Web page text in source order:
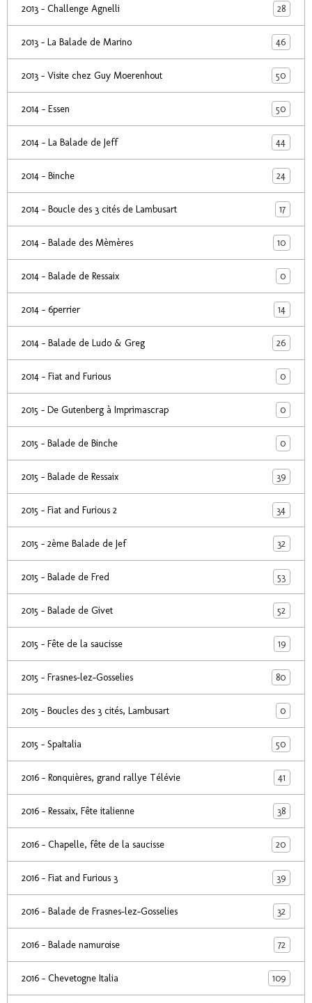
2013 - Challenge Agnelli 28
2013 - La Balade de Marino 46
2013 - Visite chez Guy Moerenhout 50
2014 - Essen 50
2014 - La Balade de Jeff 44
2014 - Binche 24
2014 - Boucle des 3 cités de Lambusart 17
2014 - Balade des Mèmères 10
2014 - Balade de Ressaix 0
2014 - 6perrier 14
2014 - Balade de Ludo & Greg 26
2014 - Fiat and Furious 0
2015 - De Gutenberg à Imprimascrap 0
2015 - Balade de Binche 0
2015 - Balade de Ressaix 39
2015 - Fiat and Furious 2 34
2015 - 2ème Balade de Jef 32
2015 - Balade de Fred 53
2015 - Balade de Givet 52
2015 - Fête de la saucisse 19
2015 - Frasnes-lez-Gosselies 80
2015 - Boucles des 3 cités, Lambusart 0
2015 - SpaItalia 50
2016 - Ronquières, grand rallye Télévie 41
2016 - Ressaix, Fête italienne 38
2016 - Chapelle, fête de la saucisse 20
2016 - Fiat and Furious 3 39
2016 - Balade de Frasnes-lez-Gosselies 32
2016 - Balade namuroise 72
2016 - Chevetogne Italia 109